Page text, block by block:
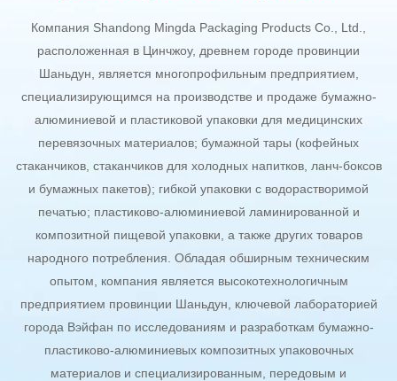
Компания Shandong Mingda Packaging Products Co., Ltd.,
расположенная в Цинчжоу, древнем городе провинции
Шаньдун, является многопрофильным предприятием,
специализирующимся на производстве и продаже бумажно-
алюминиевой и пластиковой упаковки для медицинских
перевязочных материалов; бумажной тары (кофейных
стаканчиков, стаканчиков для холодных напитков, ланч-боксов
и бумажных пакетов); гибкой упаковки с водорастворимой
печатью; пластиково-алюминиевой ламинированной и
композитной пищевой упаковки, а также других товаров
народного потребления. Обладая обширным техническим
опытом, компания является высокотехнологичным
предприятием провинции Шаньдун, ключевой лабораторией
города Вэйфан по исследованиям и разработкам бумажно-
пластиково-алюминиевых композитных упаковочных
материалов и специализированным, передовым и